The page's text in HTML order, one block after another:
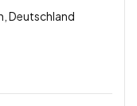
Deutschland